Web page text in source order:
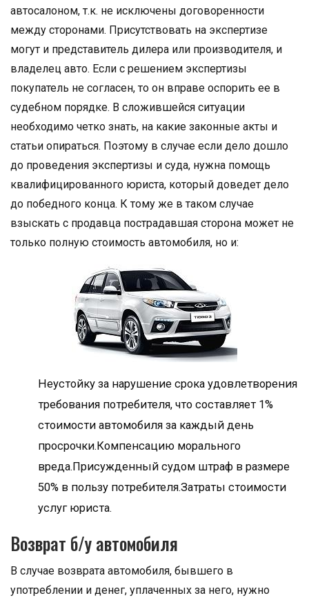
автосалоном, т.к. не исключены договоренности
между сторонами. Присутствовать на экспертизе
могут и представитель дилера или производителя, и
владелец авто. Если с решением экспертизы
покупатель не согласен, то он вправе оспорить ее в
судебном порядке. В сложившейся ситуации
необходимо четко знать, на какие законные акты и
статьи опираться. Поэтому в случае если дело дошло
до проведения экспертизы и суда, нужна помощь
квалифицированного юриста, который доведет дело
до победного конца. К тому же в таком случае
взыскать с продавца пострадавшая сторона может не
только полную стоимость автомобиля, но и:
Неустойку за нарушение срока удовлетворения
требования потребителя, что составляет 1%
стоимости автомобиля за каждый день
просрочки.Компенсацию морального
вреда.Присужденный судом штраф в размере
50% в пользу потребителя.Затраты стоимости
услуг юриста.
Возврат б/у автомобиля
В случае возврата автомобиля, бывшего в
употреблении и денег, уплаченных за него, нужно